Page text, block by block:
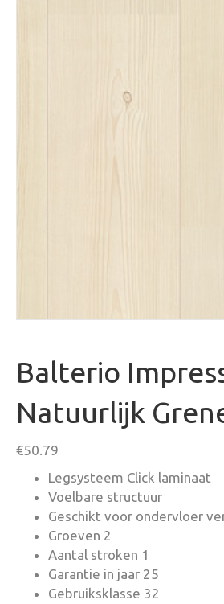
Balterio
Natuurlijk
€50.79
Legsysteem Click laminaat
Voelbare structuur
Geschikt voor ondervloer
Groeven 2
Aantal stroken 1
Garantie in jaar 25
Gebruiksklasse 32